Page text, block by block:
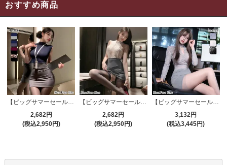
おすすめ商品
【ビッグサマーセール対象品】セクシーコスプレ(SEXYCOSPLAY) 4421
2,682円
(税込2,950円)
【ビッグサマーセール対象品】セクシーコスプレ(SEXYCOSPLAY) 4191
2,682円
(税込2,950円)
【ビッグサマーセール対象品】セクシーコスプレ(SEXYCOSPLAY) 4173
3,132円
(税込3,445円)